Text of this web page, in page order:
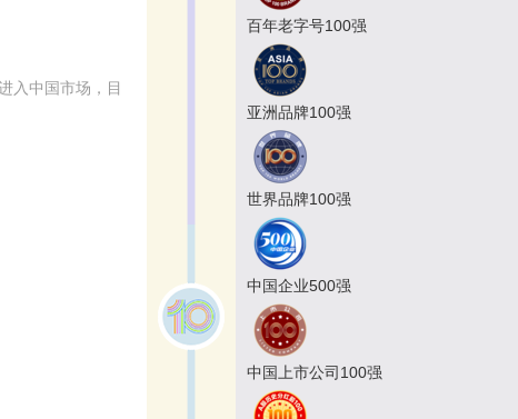
入中国市场，目
百年老字号100强
亚洲品牌100强
世界品牌100强
中国企业500强
中国上市公司100强